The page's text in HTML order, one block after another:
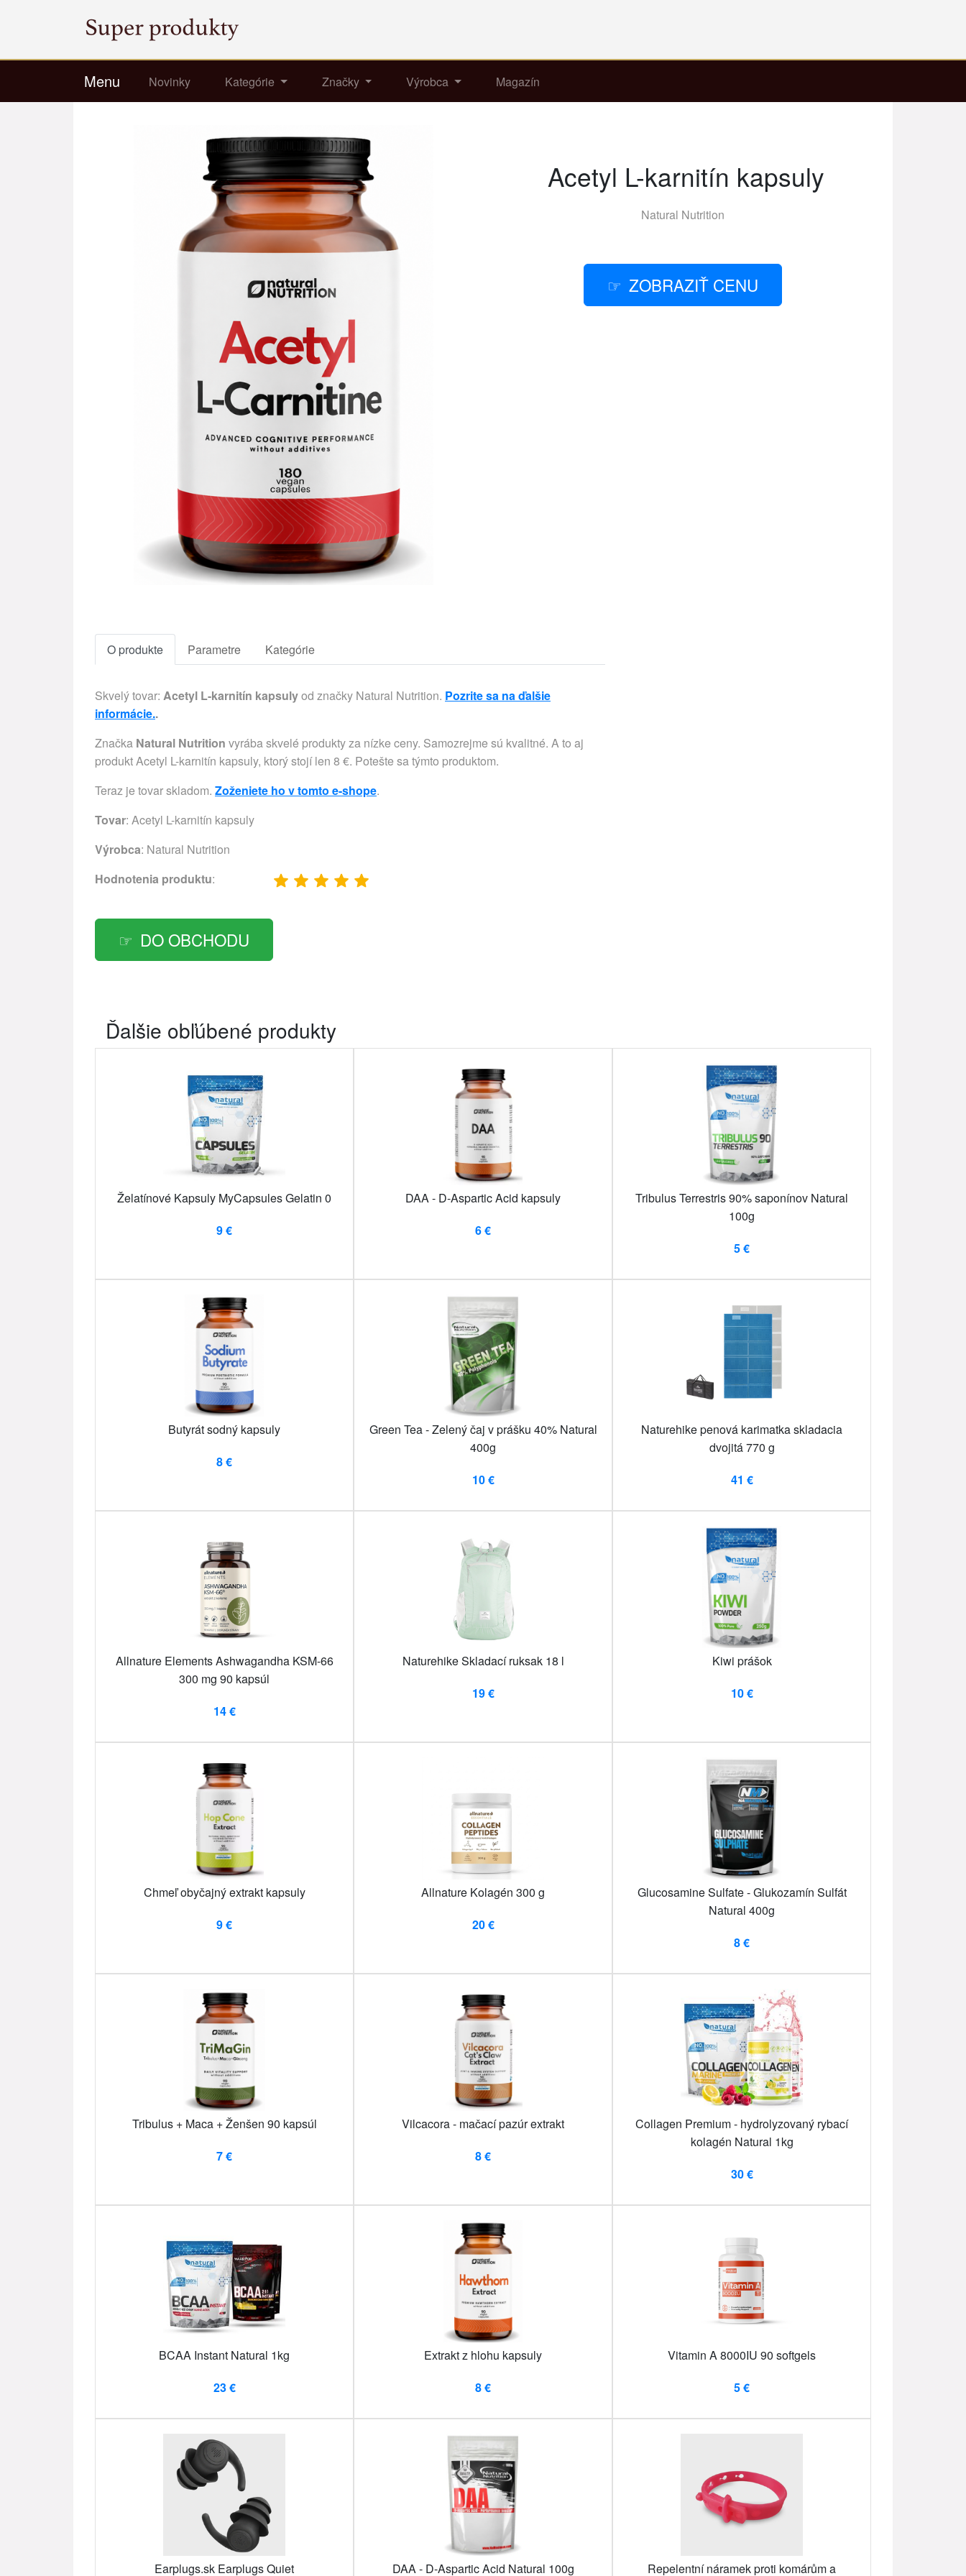
Menu Novinky Kategórie Značky Výrobca Magazín
Acetyl L-karnitín kapsuly
Natural Nutrition
ZOBRAZIŤ CENU
O produkte Parametre Kategórie
Skvelý tovar: Acetyl L-karnitín kapsulyod značky Natural Nutrition. Pozrite sa na ďalšie
informácie..
Značka Natural Nutrition vyrába skvelé produkty za nízke ceny. Samozrejme sú kvalitné. A to aj
produkt Acetyl L-karnitín kapsuly, ktorý stojí len 8 €. Potešte sa týmto produktom.
Teraz je tovar skladom. Zoženiete ho v tomto e-shope.
Tovar: Acetyl L-karnitín kapsuly
Výrobca: Natural Nutrition
Hodnotenia produktu:
DO OBCHODU
Ďalšie obľúbené produkty
Želatínové Kapsuly MyCapsules Gelatin 0
9 €
DAA - D-Aspartic Acid kapsuly
6 €
Tribulus Terrestris 90% saponínov Natural
100g
5 €
Butyrát sodný kapsuly
8 €
Green Tea - Zelený čaj v prášku 40% Natural
400g
10 €
Naturehike penová karimatka skladacia
dvojitá 770 g
41 €
Allnature Elements Ashwagandha KSM-66
300 mg 90 kapsúl
14 €
Naturehike Skladací ruksak 18 l
19 €
Kiwi prášok
10 €
Chmeľ obyčajný extrakt kapsuly
9 €
Allnature Kolagén 300 g
20 €
Glucosamine Sulfate - Glukozamín Sulfát
Natural 400g
8 €
Tribulus + Maca + Ženšen 90 kapsúl
7 €
Vilcacora - mačací pazúr extrakt
8 €
Collagen Premium - hydrolyzovaný rybací
kolagén Natural 1kg
30 €
BCAA Instant Natural 1kg
23 €
Extrakt z hlohu kapsuly
8 €
Vitamin A 8000IU 90 softgels
5 €
Earplugs.sk Earplugs Quiet DAA - D-Aspartic Acid Natural 100g Repelentní náramek proti komárům a